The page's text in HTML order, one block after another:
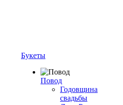
Букеты
Повод
Годовщина
свадьбы